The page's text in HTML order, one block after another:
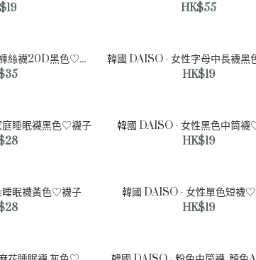
HK$19
HK$55
韓國 DAISO - 無腳內褲絲襪20D黑色♡襪子
韓國 DAISO - 女性字母中長襪
HK$19
睡眠襪黑色♡襪子
韓國 DAISO - 女性黑色中筒
HK$19
眠襪黃色♡襪子
韓國 DAISO - 女性單色短襪
HK$19